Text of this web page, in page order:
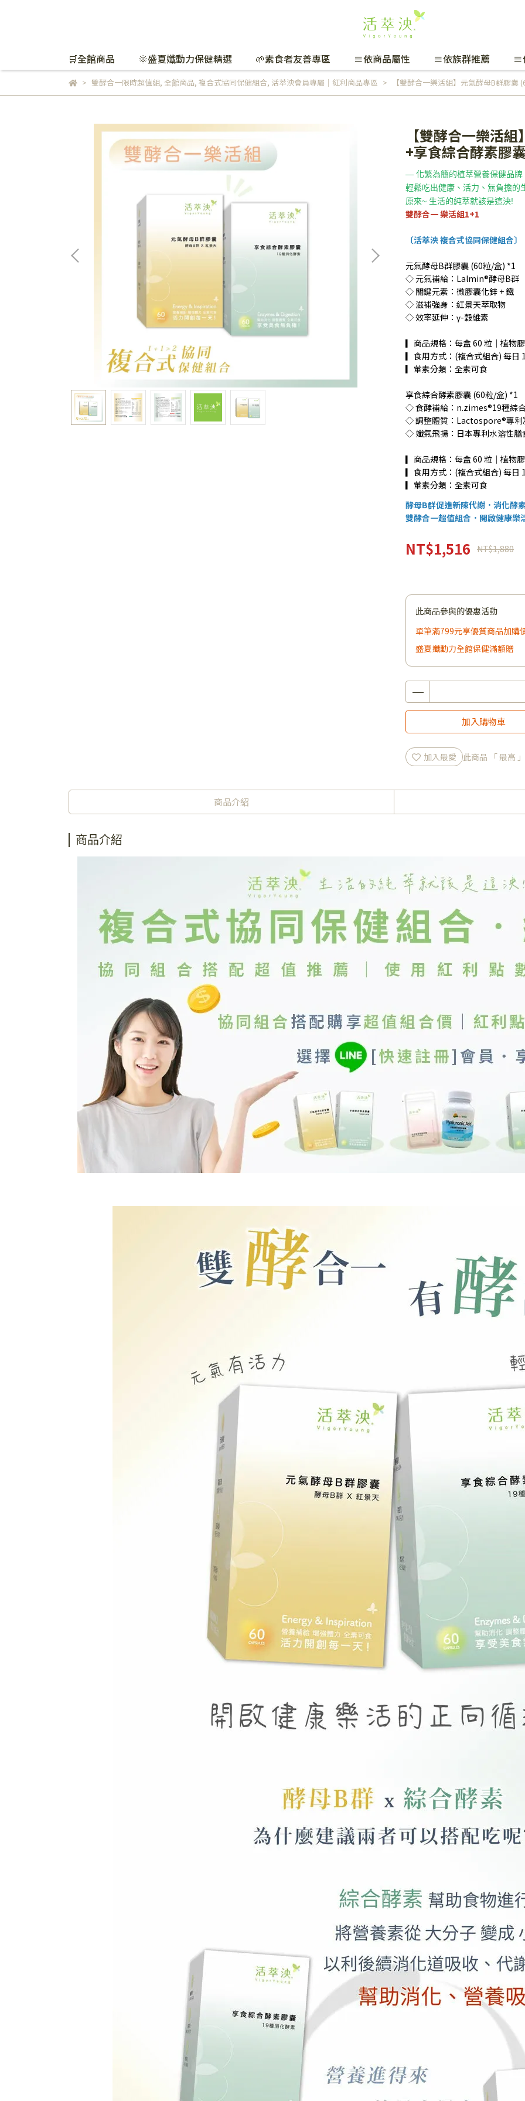
🛒全館商品 🌞盛夏孅動力保健精選 🌱素食者友善專區 ≡依商品屬性 ≡依族群推薦 ≡
雙酵合一限時超值組, 全館商品, 複合式協同保健組合, 活萃泱會員專屬｜紅利商品專區 【雙酵合一樂活組】元氣酵母B群膠
【雙酵合一樂活
+享食綜合酵素膠
— 化繁為簡的植萃營養保健品
輕鬆吃出健康、活力、無負擔的
原來~ 生活的純萃就該是這泱!
雙酵合一 樂活組1+1
〔活萃泱 複合式協同保健組合〕
元氣酵母B群膠囊 (60粒/盒) *1
◇ 元氣補給：Lalmin®酵母B群
◇ 關鍵元素：微膠囊化鋅 + 鐵
◇ 滋補強身：紅景天萃取物
◇ 效率延伸：γ-穀維素
▎商品規格：每盒 60 粒｜植物
▎食用方式：(複合式組合) 每日
▎葷素分類：全素可食
享食綜合酵素膠囊 (60粒/盒) *1
◇ 食酵補給：n.zimes®19種綜
◇ 調整體質：Lactospore®專利
◇ 孅氣飛揚：日本專利水溶性膳
▎商品規格：每盒 60 粒｜植物
▎食用方式：(複合式組合) 每日
▎葷素分類：全素可食
酵母B群促進新陳代謝．消化酵
雙酵合一超值組合．開啟健康樂
NT$1,516 NT$1,880
此商品參與的優惠活動
單筆滿799元享優質商品加購
盛夏孅動力全館保健滿額贈
加入購物車
加入最愛 此商品 「 最高
商品介紹
商品介紹